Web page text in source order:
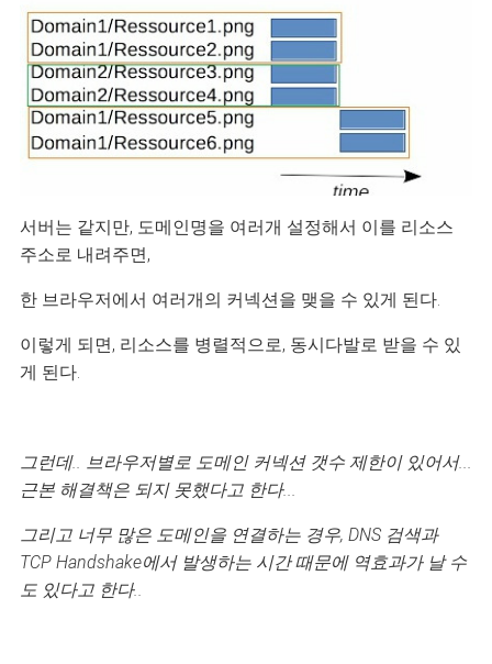
서버는 같지만, 도메인명을 여러개 설정해서 이를 리소스
주소로 내려주면,
한 브라우저에서 여러개의 커넥션을 맺을 수 있게 된다.
이렇게 되면, 리소스를 병렬적으로, 동시다발로 받을 수 있
게 된다.
그런데.. 브라우저별로 도메인 커넥션 갯수 제한이 있어서...
근본 해결책은 되지 못했다고 한다...
그리고 너무 많은 도메인을 연결하는 경우, DNS 검색과
TCP Handshake에서 발생하는 시간 때문에 역효과가 날 수
도 있다고 한다..